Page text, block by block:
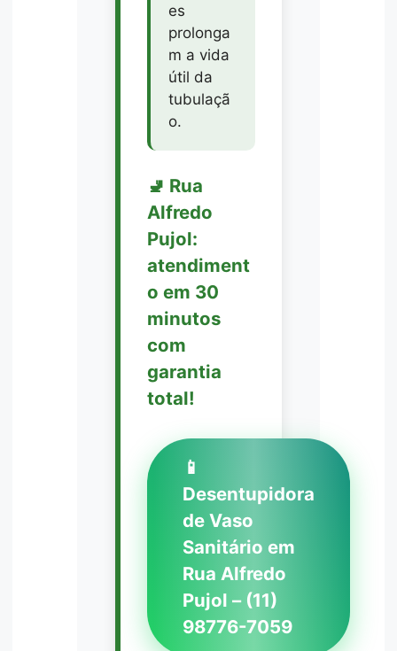
es
prolonga
m a vida
útil da
tubulaçã
o.
🚽 Rua
Alfredo
Pujol:
atendiment
o em 30
minutos
com
garantia
total!
📱
Desentupidora
de Vaso
Sanitário em
Rua Alfredo
Pujol – (11)
98776-7059